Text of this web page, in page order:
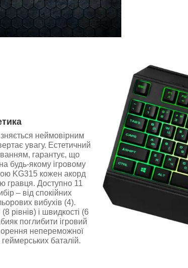
неймовірним
увагу. Естетичний
гарантує, що
будь-якому ігровому
KG315 кожен акорд
гравця. Доступно 11
– від спокійних
вибухів (4).
рівнів) і швидкості (6
поглибити ігровий
непереможної
баталій.